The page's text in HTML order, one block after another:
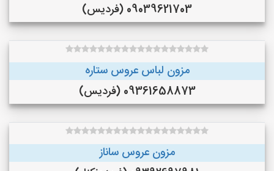
09039621703 (فردیس)
مزون لباس عروس ستاره
09361658873 (فردیس)
مزون عروس ساناز